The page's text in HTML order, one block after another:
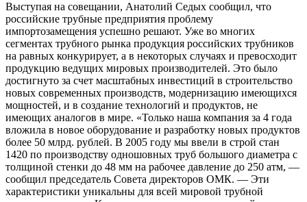
Выступая на совещании, Анатолий Седых сообщил, что
российские трубные предприятия проблему
импортозамещения успешно решают. Уже во многих
сегментах трубного рынка продукция российских трубников
на равных конкурирует, а в некоторых случаях и превосходит
продукцию ведущих мировых производителей. Это было
достигнуто за счет масштабных инвестиций в строительство
новых современных производств, модернизацию имеющихся
мощностей, и в создание технологий и продуктов, не
имеющих аналогов в мире. «Только наша компания за 4 года
вложила в новое оборудование и разработку новых продуктов
более 50 млрд. рублей. В 2005 году мы ввели в строй стан
1420 по производству одношовных труб большого диаметра с
толщиной стенки до 48 мм на рабочее давление до 250 атм, —
сообщил председатель Совета директоров ОМК. — Эти
характеристики уникальны для всей мировой трубной